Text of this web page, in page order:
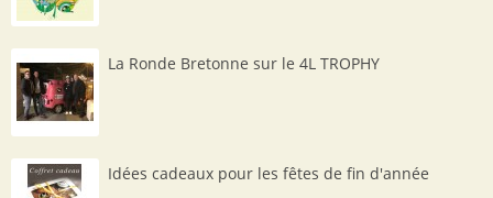
La Ronde Bretonne sur le 4L TROPHY
Idées cadeaux pour les fêtes de fin d'année